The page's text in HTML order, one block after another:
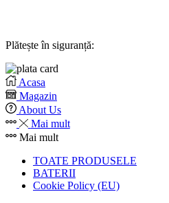
Plătește în siguranță:
Acasa
Magazin
About Us
Mai mult
Mai mult
TOATE PRODUSELE
BATERII
Cookie Policy (EU)